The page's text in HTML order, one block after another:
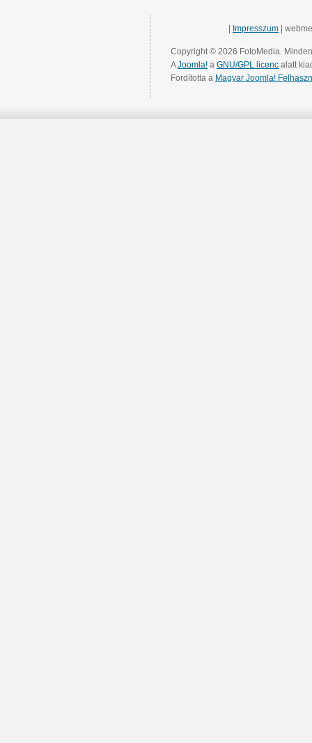
Impresszum |
Copyright © 2026 FotoMedia.
AJoomla! a GNU/GPL licenc alatt
Fordította a Magyar Joomla!